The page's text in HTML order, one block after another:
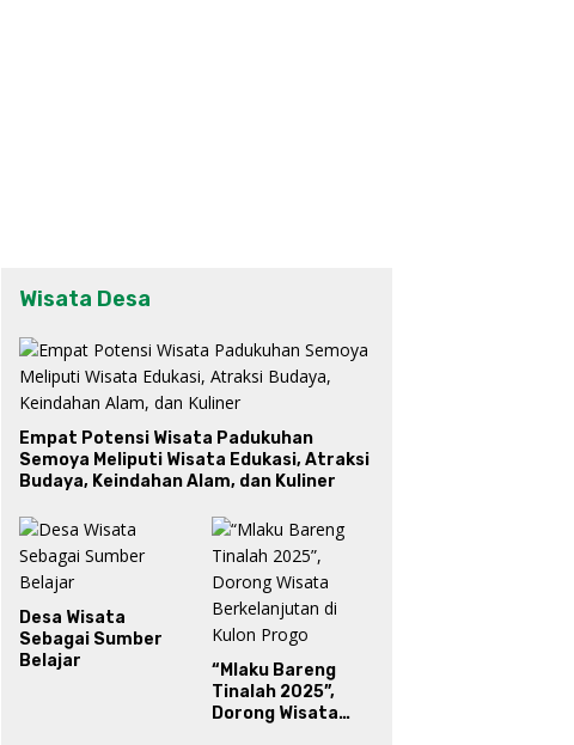
Wisata Desa
Empat Potensi Wisata Padukuhan
Semoya Meliputi Wisata Edukasi, Atraksi
Budaya, Keindahan Alam, dan Kuliner
Desa Wisata
Sebagai Sumber
Belajar
“Mlaku Bareng
Tinalah 2025”,
Dorong Wisata